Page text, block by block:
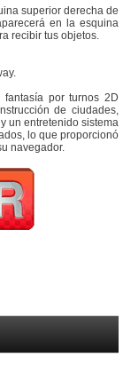
superior derecha de
en la esquina
recibir tus objetos.
por turnos 2D
de ciudades,
un entretenido sistema
lo que proporcionó
navegador.